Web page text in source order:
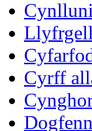
Llyfrgell
Cyrff